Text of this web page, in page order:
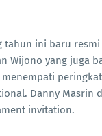
tahun ini baru
Wijono yang juga
Danny Masrin
invitation.